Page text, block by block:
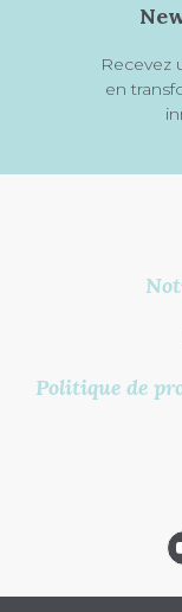
Politique de
Recevez
en